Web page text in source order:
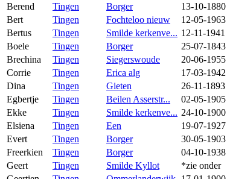
Berend
Tingen Borger 13-10-1880
Bert
Tingen Fochteloo nieuw 12-05-1963
Bertus
Tingen Smilde kerkenve... 12-11-1941
Boele
Tingen Borger 25-07-1843
Brechina
Tingen Siegerswoude 20-06-1955
Corrie
Tingen Erica alg 17-03-1942
Dina
Tingen Gieten 26-11-1893
Egbertje
Tingen Beilen Asserstr... 02-05-1905
Ekke
Tingen Smilde kerkenve... 24-10-1900
Elsiena
Tingen Een 19-07-1927
Evert
Tingen Borger 30-05-1903
Freerkien
Tingen Borger 04-10-1938
Geert
Tingen Smilde Kyllot *zie onder